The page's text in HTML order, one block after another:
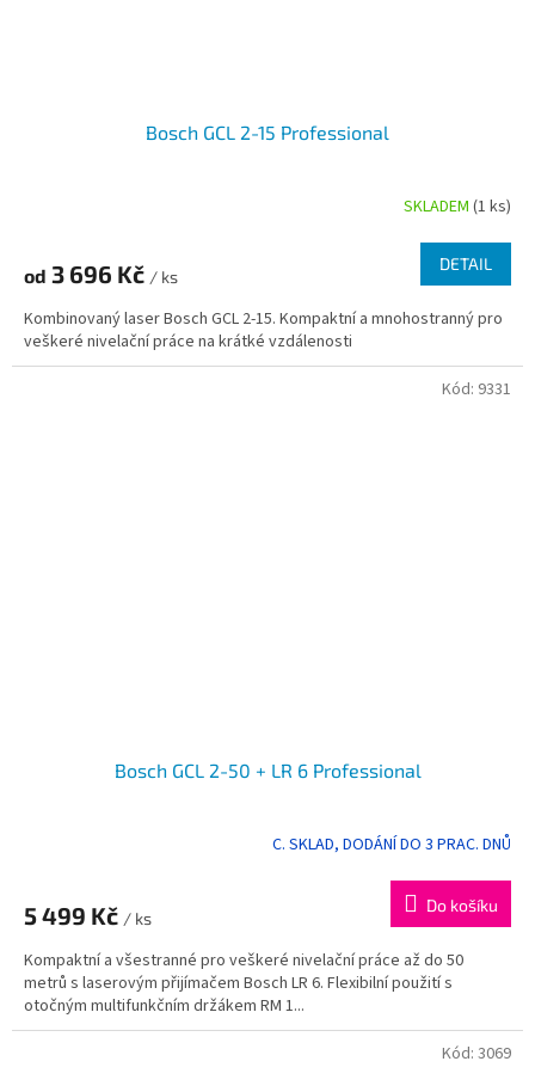
Bosch GCL 2-15 Professional
SKLADEM (1 ks)
od 3 696 Kč / ks
DETAIL
Kombinovaný laser Bosch GCL 2-15. Kompaktní a mnohostranný pro
veškeré nivelační práce na krátké vzdálenosti
Bosch GCL 2-50 + LR 6 Professional
C. SKLAD, DODÁNÍ DO 3 PRAC. DNŮ
5 499 Kč / ks
Do košíku
Kompaktní a všestranné pro veškeré nivelační práce až do 50
metrů s laserovým přijímačem Bosch LR 6. Flexibilní použití s
otočným multifunkčním držákem RM 1...
Kód: 9331
Kód: 3069